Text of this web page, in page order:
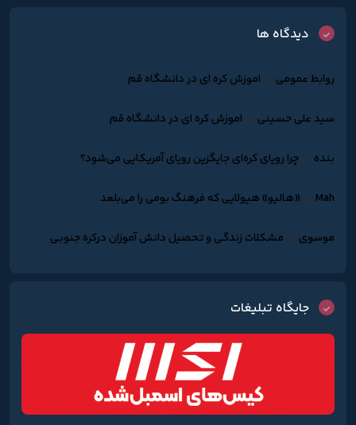
دیدگاه ها
روابط عمومی دراموزش کره ای در دانشگاه قم
سید علی حسینی دراموزش کره ای در دانشگاه قم
بنده درچرا رویای کره‌ای جایگزین رویای آمریکایی می‌شود؟
Mah در«هالیو» هیولایی که فرهنگ بومی را می‌بلعد
موسوی درمشکلات زندگـی و تحصیل دانش آموزان درکره جنوبـی
جایگاه تبلیغات